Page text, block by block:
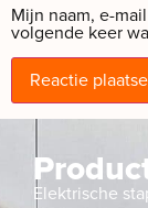
Mijn naam, e-
volgende keer
Elektrische